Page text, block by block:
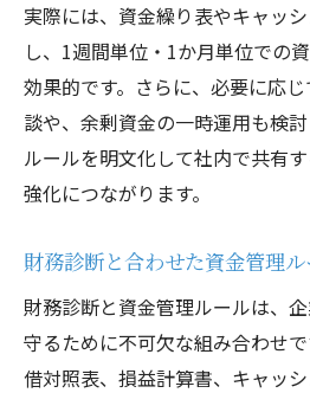
実際には、資金繰り表やキャッ
し、1週間単位・1か月単位での
効果的です。さらに、必要に応
談や、余剰資金の一時運用も検
ルールを明文化して社内で共有
強化につながります。
財務診断と合わせた資金管理
財務診断と資金管理ルールは、
守るために不可欠な組み合わせ
借対照表、損益計算書、キャッ